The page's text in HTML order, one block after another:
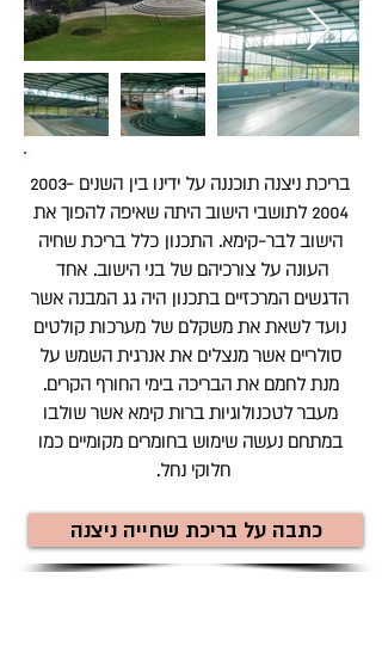
בריכת ניצנה תוכננה על ידינו בין השנים 2003-
2004 לתושבי הישוב היתה שאיפה להפוך את
הישוב לבר-קימא. התכנון כלל בריכת שחיה
העונה על צורכיהם של בני הישוב. אחד
הדגשים המרכזיים בתכנון היה גג המבנה אשר
נועד לשאת את משקלם של מערכות קולטים
סולריים אשר מנצלים את אנרגית השמש על
מנת לחמם את הבריכה בימי החורף הקרים.
מעבר לטכנולוגיות ברות קימא אשר שולבו
במתחם נעשה שימוש בחומרים מקומיים כמו
חלוקי נחל.
כתבה על בריכת שחייה ניצנה